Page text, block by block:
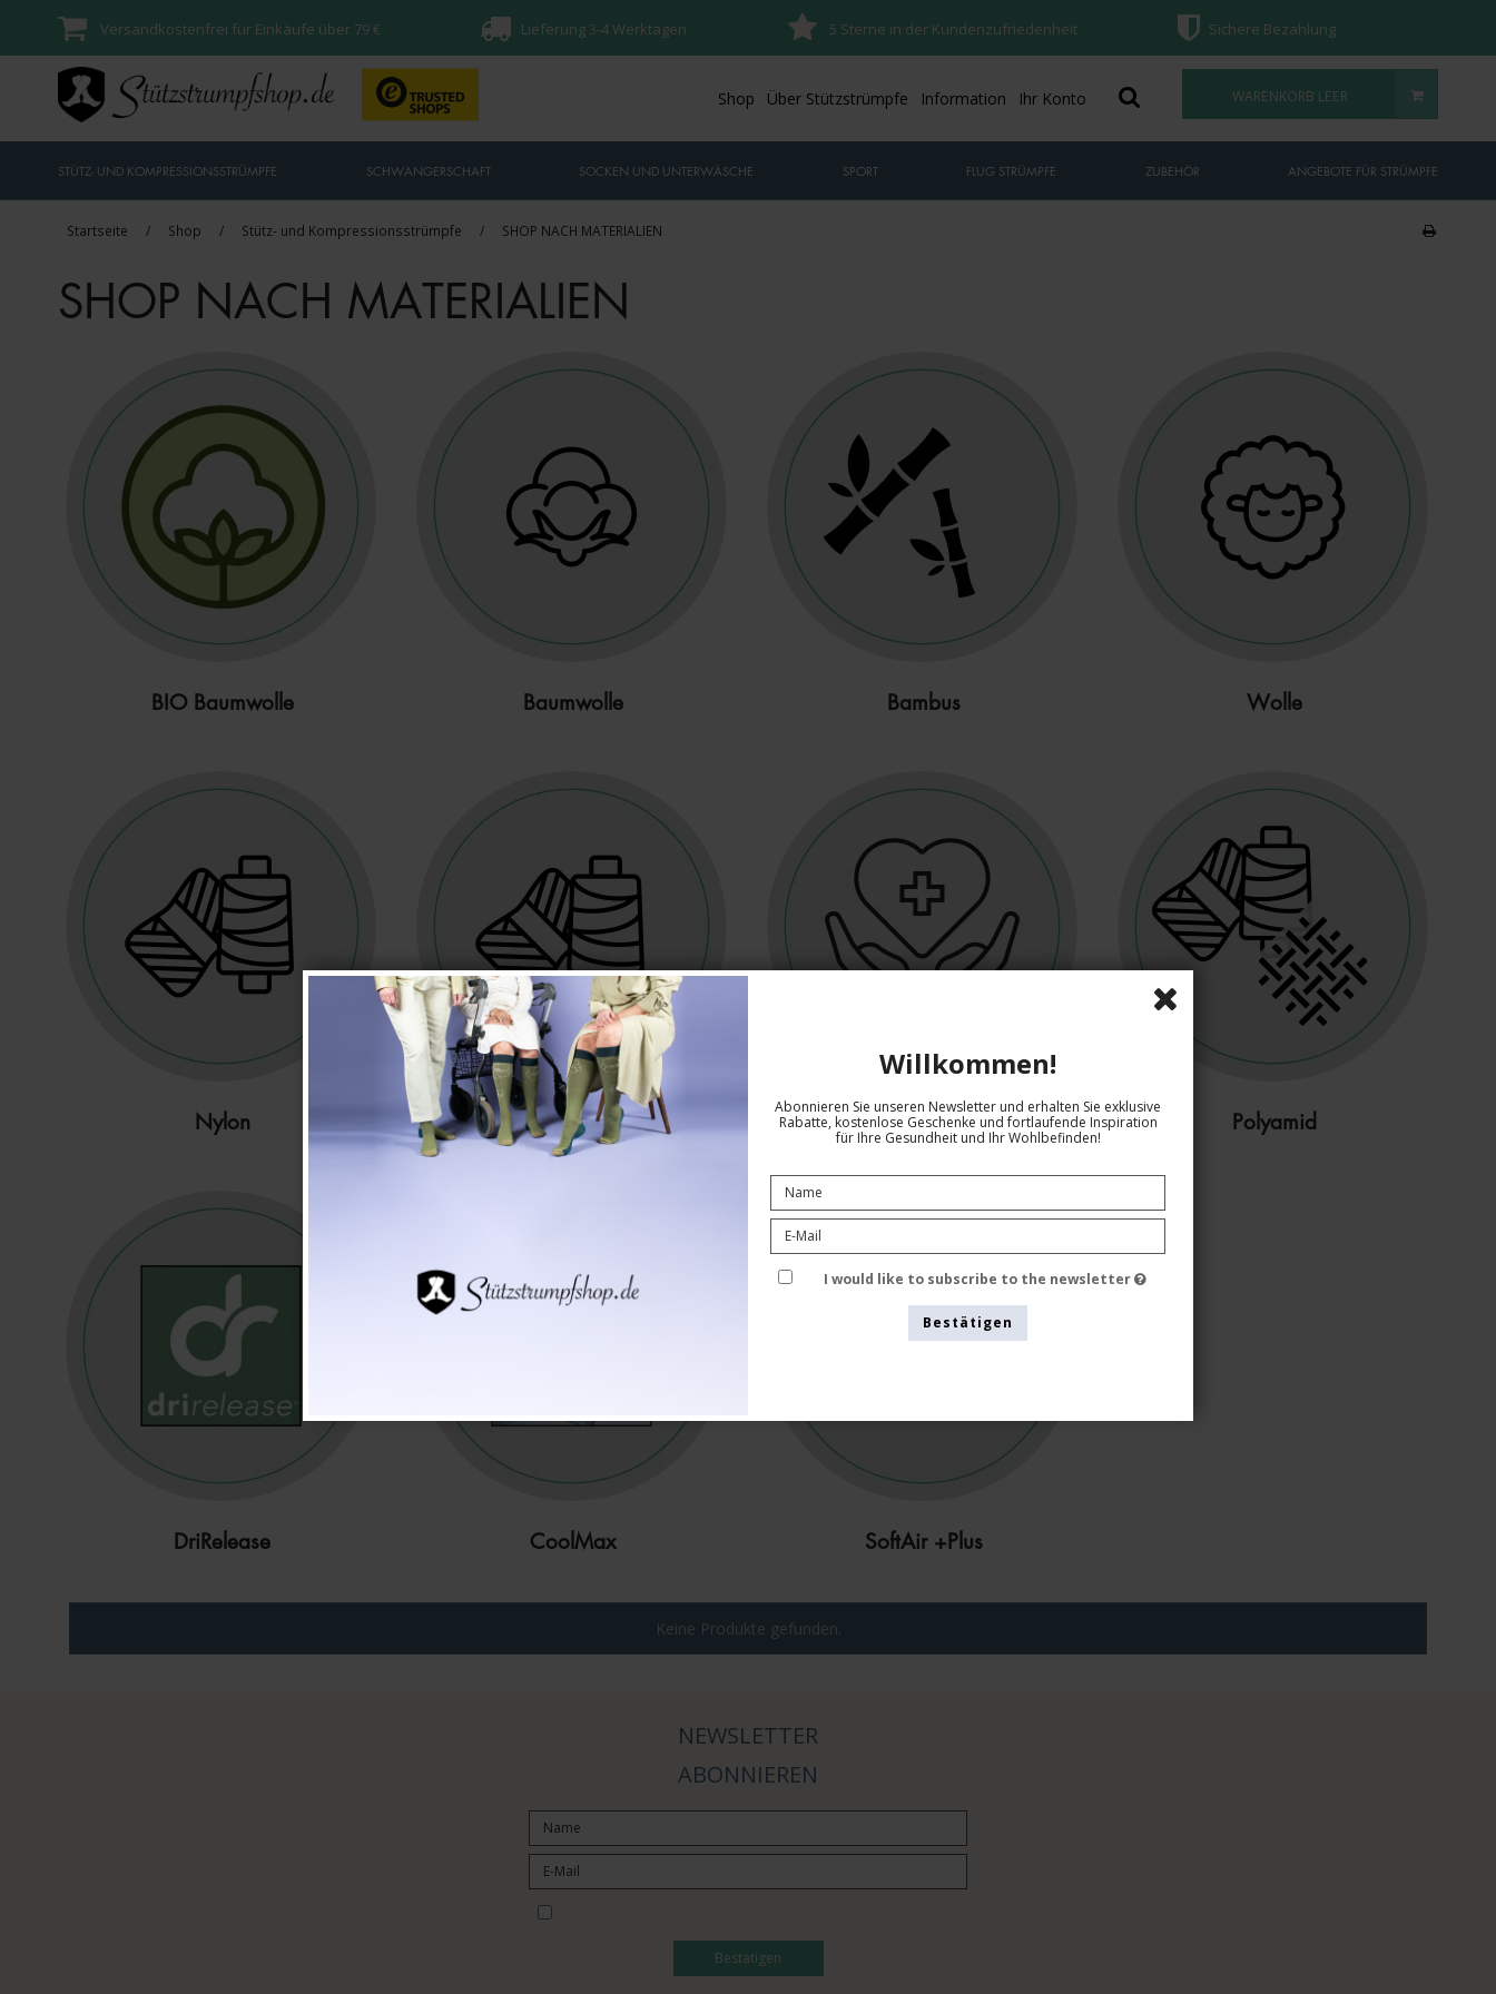
Versandkostenfrei für Einkäufe über 79 € Lieferung 3-4 Werktagen 5 Sterne in der Kundenzufriedenheit Sichere Bezahlung
WARENKORB LEER
Shop Über Stützstrümpfe Information Ihr Konto
STÜTZ- UND KOMPRESSIONSSTRÜMPFE SCHWANGERSCHAFT SOCKEN UND UNTERWÄSCHE SPORT FLUG STRÜMPFE ZUBEHÖR ANGEBOTE FÜR STRÜMPFE
Startseite / Shop / Stütz- und Kompressionsstrümpfe / SHOP NACH MATERIALIEN
SHOP NACH MATERIALIEN
BIO Baumwolle Baumwolle Bambus Wolle
Nylon Mikrofaser Meryl Skinlife Polyamid
DriRelease CoolMax SoftAir +Plus
Keine Produkte gefunden.
Willkommen!
Abonnieren Sie unseren Newsletter und erhalten Sie exklusive
Rabatte, kostenlose Geschenke und fortlaufende Inspiration
für Ihre Gesundheit und Ihr Wohlbefinden!
I would like to subscribe to the newsletter
Bestätigen
NEWSLETTER
ABONNIEREN
Bestätigen